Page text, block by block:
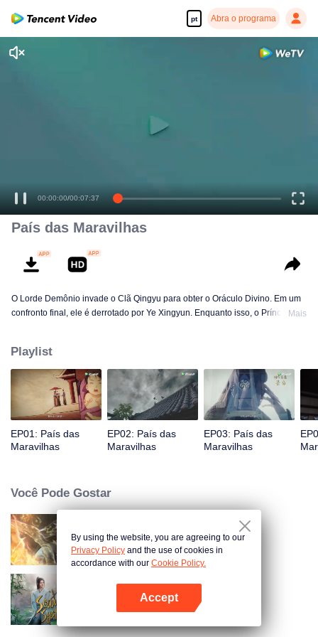
pt Abra o programa
Abra o programa
00:00:00/00:07:37
País das Maravilhas
O Lorde Demônio invade o Clã Qingyu para obter o Oráculo Divino. Em um
confronto final, ele é derrotado por Ye Xingyun. Enquanto isso, o Príncipe Qi
misteriosa, An Yun, aparece e se envolve na rivalidade entre o Lorde
Demônio e Ye Xingyun.
Mais
Playlist
EP01: País das
Maravilhas
EP02: País das
Maravilhas
EP03: País das
Maravilhas
Você Pode Gostar
Mundo dos Imortais
Se você for pego no livro
By using the website, you are agreeing to our
Privacy Policy and the use of cookies in
accordance with our Cookie Policy.
Accept